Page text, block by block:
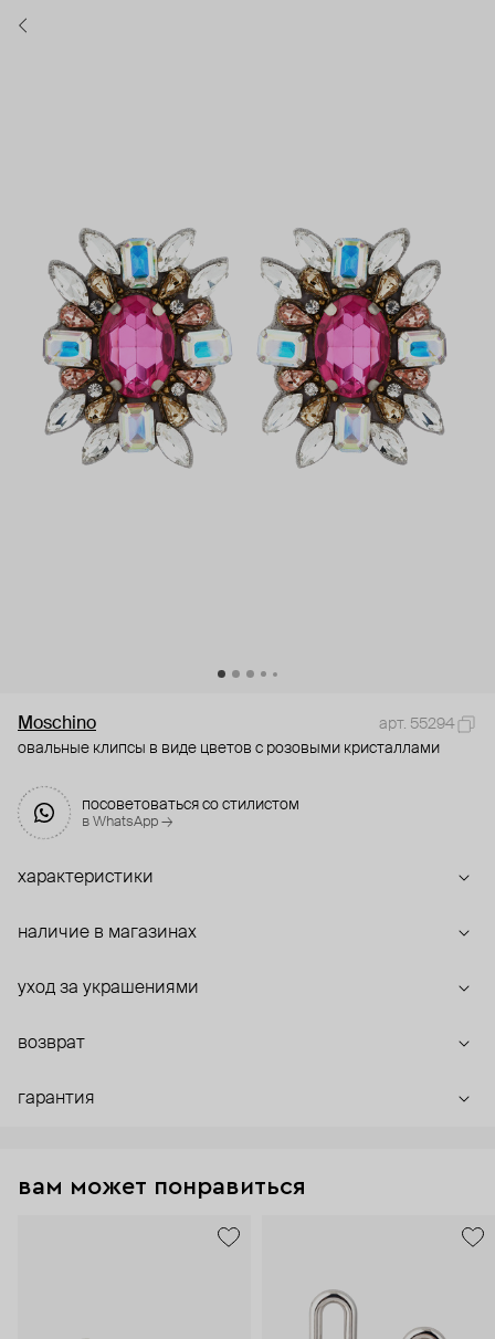
Moschino
арт. 55294
овальные клипсы в виде цветов с розовыми кристаллами
посоветоваться со стилистом
в WhatsApp →
характеристики
наличие в магазинах
уход за украшениями
возврат
гарантия
вам может понравиться